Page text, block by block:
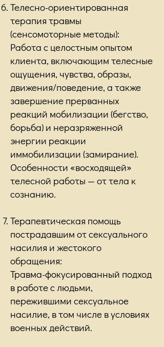
Телесно-ориентированная
терапия травмы
(сенсомоторные методы):
Работа с целостным опытом
клиента, включающим телесные
ощущения, чувства, образы,
движения/поведение, а также
завершение прерванных
реакций мобилизации (бегство,
борьба) и неразряженной
энергии реакции
иммобилизации (замирание).
Особенности «восходящей»
телесной работы — от тела к
сознанию.
Терапевтическая помощь
пострадавшим от сексуального
насилия и жестокого
обращения:
Травма-фокусированный подход
в работе с людьми,
пережившими сексуальное
насилие, в том числе в условиях
военных действий.